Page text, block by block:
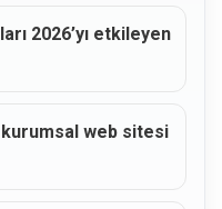
2026’yı etkileyen
kurumsal web sitesi